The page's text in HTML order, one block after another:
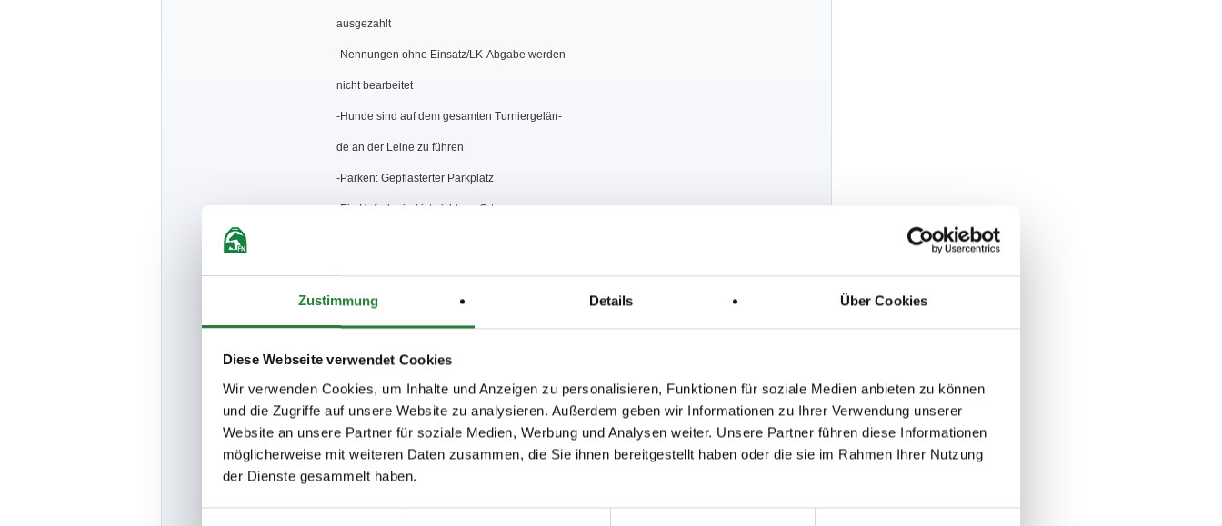
Zustimmung Details Über Cookies
Diese Webseite verwendet Cookies
Wir verwenden Cookies, um Inhalte und Anzeigen zu personalisieren, Funktionen für soziale Medien anbieten zu können
und die Zugriffe auf unsere Website zu analysieren. Außerdem geben wir Informationen zu Ihrer Verwendung unserer
Website an unsere Partner für soziale Medien, Werbung und Analysen weiter. Unsere Partner führen diese Informationen
möglicherweise mit weiteren Daten zusammen, die Sie ihnen bereitgestellt haben oder die sie im Rahmen Ihrer Nutzung
der Dienste gesammelt haben.
ausgezahlt
-Nennungen ohne Einsatz/LK-Abgabe werden
nicht bearbeitet
-Hunde sind auf dem gesamten Turniergelän-
de an der Leine zu führen
-Parken: Gepflasterter Parkplatz
-Ein Hufschmied ist nicht vor Ort
schauer verpflichtend zu einzuhalten. Die-
se werden kurz vor Nennungsschluss ver-
öffentlicht unterwww.wenders-edv.de
www.fn-neon.de(wichtige Information)
-Die ZE wird im Internet veröffentlicht unter:
www.wenders-edv.de und